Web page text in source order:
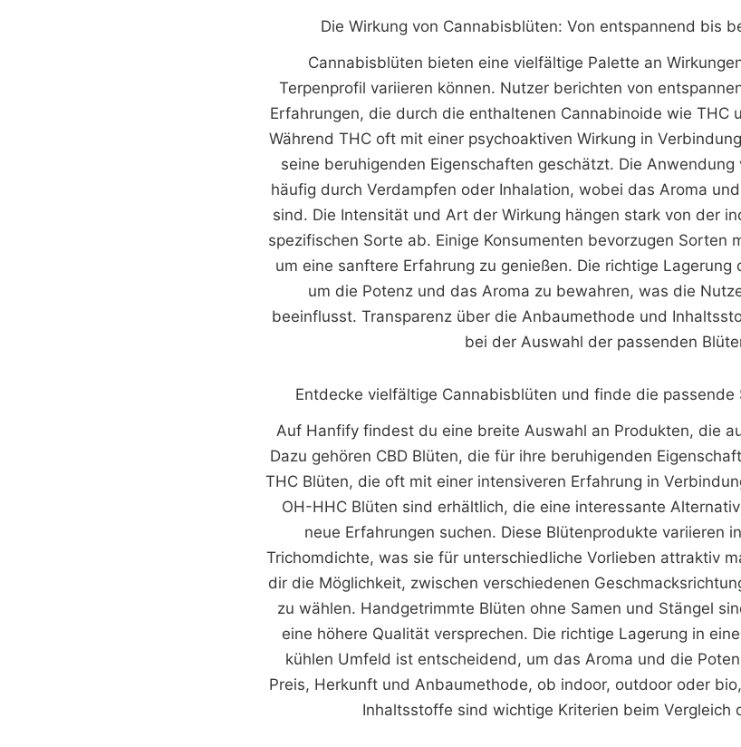
Die Wirkung von Cannabisblüten: Von entspannend bis
Cannabisblüten bieten eine vielfältige Palette an
Terpenprofil variieren können. Nutzer berichten von
Erfahrungen, die durch die enthaltenen Cannabinoide wie THC
Während THC oft mit einer psychoaktiven Wirkung in
seine beruhigenden Eigenschaften geschätzt. Die
häufig durch Verdampfen oder Inhalation, wobei das Aroma
sind. Die Intensität und Art der Wirkung hängen stark von der
spezifischen Sorte ab. Einige Konsumenten bevorzugen Sorten
um eine sanftere Erfahrung zu genießen. Die richtige
um die Potenz und das Aroma zu bewahren, was die
beeinflusst. Transparenz über die Anbaumethode und
bei der Auswahl der passenden
Entdecke vielfältige Cannabisblüten und finde die
Auf Hanfify findest du eine breite Auswahl an Produkten, die
Dazu gehören CBD Blüten, die für ihre beruhigenden
THC Blüten, die oft mit einer intensiveren Erfahrung in
OH-HHC Blüten sind erhältlich, die eine interessante
neue Erfahrungen suchen. Diese Blütenprodukte variieren
Trichomdichte, was sie für unterschiedliche Vorlieben attraktiv
dir die Möglichkeit, zwischen verschiedenen
zu wählen. Handgetrimmte Blüten ohne Samen und Stängel
eine höhere Qualität versprechen. Die richtige Lagerung in
kühlen Umfeld ist entscheidend, um das Aroma und die
Preis, Herkunft und Anbaumethode, ob indoor, outdoor oder
Inhaltsstoffe sind wichtige Kriterien beim Vergleich